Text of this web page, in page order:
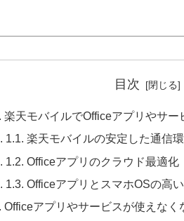
目次
楽天モバイルでOfficeアプリやサ
1.1. 楽天モバイルの安定した通信
1.2. Officeアプリのクラウド最適化
1.3. OfficeアプリとスマホOSの高
Officeアプリやサービスが使えな